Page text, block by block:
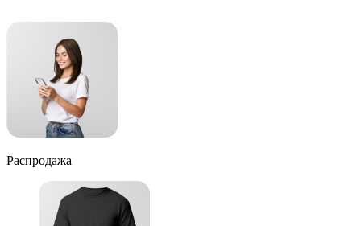
Распродажа